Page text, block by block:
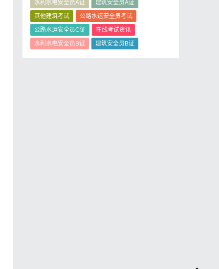
水利水电安全员A证
建筑安全员A证
其他建筑考试
公路水运安全员考试
公路水运安全员C证
在线考试资讯
水利水电安全员B证
建筑安全员B证